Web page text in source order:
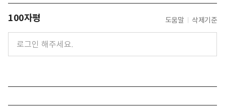
100자평 도움말 삭제기준